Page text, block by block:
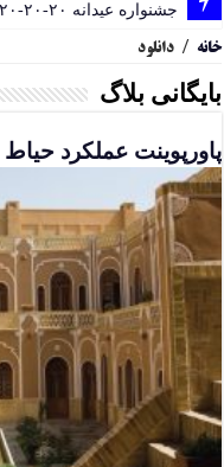
جشنواره عیدانه ۲۰-۲۰-۲۰ پروژه ها
خانه / دانلود
بایگانی بلاگ
پاورپوینت عملکرد